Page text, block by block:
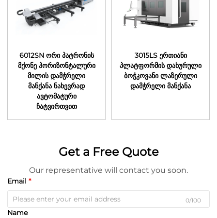
6012SN ორი პატრონის
მქონე ჰორიზონტალური
მილის დამჭრელი
მანქანა ნახევრად
ავტომატური
ჩატვირთვით
3015LS ერთიანი
პლატფორმის დახურული
ბოჭკოვანი ლაზერული
დამჭრელი მანქანა
Get a Free Quote
Our representative will contact you soon.
Email
0/100
Name